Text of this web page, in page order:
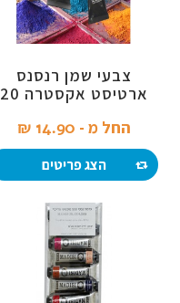
צבעי שמן רנסנס
ארטיסט אקסטרה 20
החל מ - 14.90 ₪‎
הצג פריטים